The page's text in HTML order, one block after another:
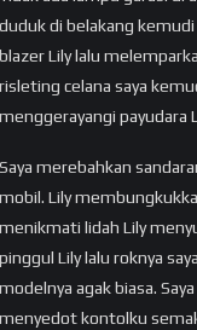
duduk di belakang
blazer Lily lalu
risleting celana saya
menggerayangi payudara
Saya merebahkan
mobil. Lily
menikmati lidah Lily
pinggul Lily lalu roknya
modelnya agak biasa.
menyedot kontolku